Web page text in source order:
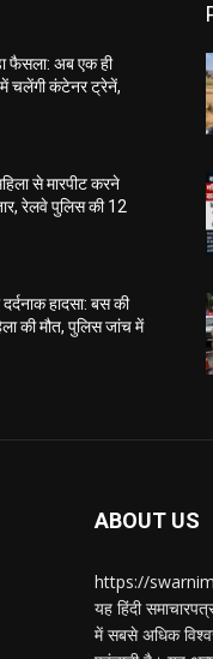
फैसला: अब एक ही
चलेंगी कंटेनर ट्रेनें,
से मारपीट करने
रेलवे पुलिस की 12
हादसा: बस की
की मौत, पुलिस जांच में
ABOUT US
https://
यह हिंदी
में सबसे अधिक